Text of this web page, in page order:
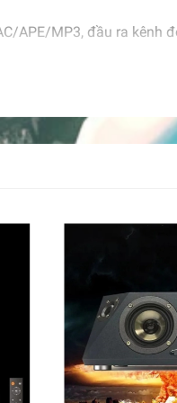
APE/MP3, đầu ra kênh
kết nối nguồn điện 5V
3,7V được kết nối
nối với Bluetooth.
cho đầu vào âm thanh